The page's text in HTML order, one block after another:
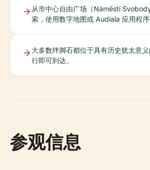
从市中心自由广场（Náměstí
索，使用数字地图或 Audiala 应用程序
大多数绊脚石都位于具有历史犹太意
行即可到达。
参观信息